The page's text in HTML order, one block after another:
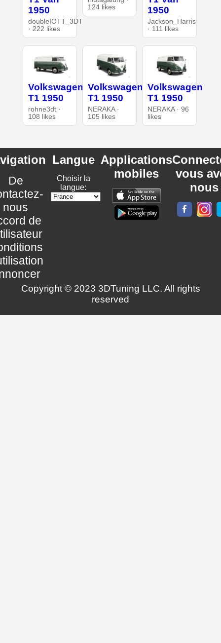
1950
doubleIOTT_3DT
· 222 likes
124 likes
1950
Jackson_Harris
· 111 likes
Volkswagen
T1 1950
rohne3dt ·
108 likes
Volkswagen
T1 1950
NERAKA ·
105 likes
Volkswagen
T1 1950
NERAKA · 96
likes
De
nous
de
Langue
Choisir la
langue:
Applications
mobiles
vous
nous
Copyright © 2023 3DTuning LLC. All rights
reserved